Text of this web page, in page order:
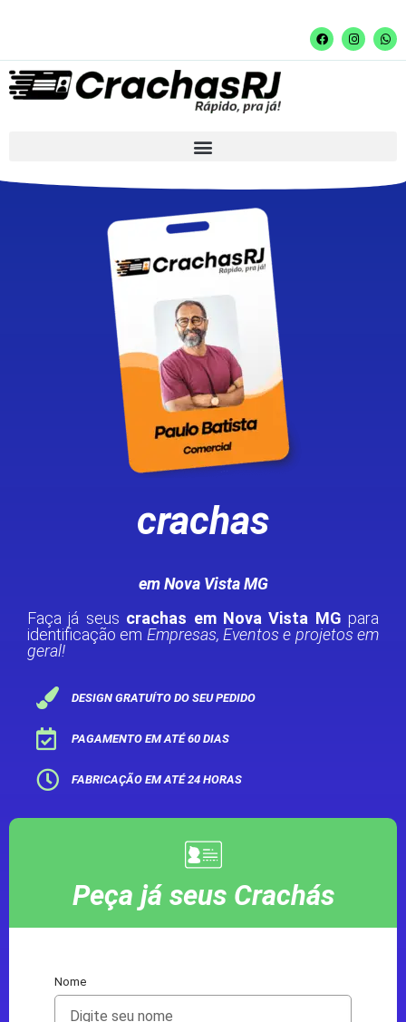
crachas
em Nova Vista MG
Faça já seus crachas em Nova Vista MG para
identificação em Empresas, Eventos e projetos em
geral!
DESIGN GRATUÍTO DO SEU PEDIDO
PAGAMENTO EM ATÉ 60 DIAS
FABRICAÇÃO EM ATÉ 24 HORAS
Peça já seus Crachás
Nome